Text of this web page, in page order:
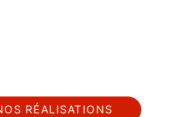
RÉALISATIONS